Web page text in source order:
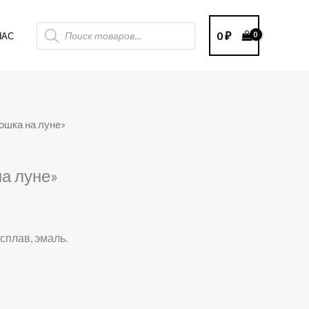
Поиск
товаров
0₽
на луне»
луне»
эмаль.